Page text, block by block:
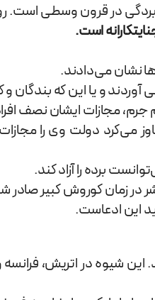
بردگی در قرون وسطی
است.
نشان می‌دادند.
می آوردند و یا این که
مجازات ایشان نصف
می‌کرد دولت وی را
برده را آزاد کند.
در زمان کوروش کبیر
این ادعاست.
شیوه در اتریش، فرانسه